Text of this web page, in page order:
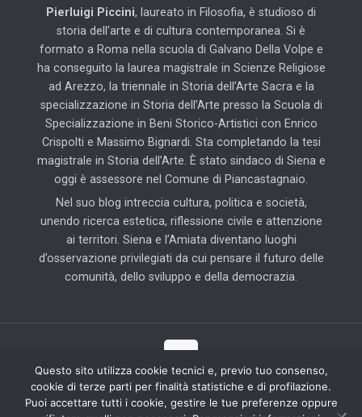
Pierluigi Piccini, laureato in Filosofia, è studioso di
storia dell’arte e di cultura contemporanea. Si è
formato a Roma nella scuola di Galvano Della Volpe e
ha conseguito la laurea magistrale in Scienze Religiose
ad Arezzo, la triennale in Storia dell’Arte Sacra e la
specializzazione in Storia dell’Arte presso la Scuola di
Specializzazione in Beni Storico-Artistici con Enrico
Crispolti e Massimo Bignardi. Sta completando la tesi
magistrale in Storia dell’Arte. È stato sindaco di Siena e
oggi è assessore nel Comune di Piancastagnaio.
Nel suo blog intreccia cultura, politica e società,
unendo ricerca estetica, riflessione civile e attenzione
ai territori. Siena e l’Amiata diventano luoghi
d’osservazione privilegiati da cui pensare il futuro delle
comunità, dello sviluppo e della democrazia.
© 2025 Il Blog di Pierluigi Piccini | Tutti i diritti riservati | Partner
tecnico: Hab Solution
Questo sito utilizza cookie tecnici e, previo tuo consenso,
cookie di terze parti per finalità statistiche e di profilazione.
Puoi accettare tutti i cookie, gestire le tue preferenze oppure